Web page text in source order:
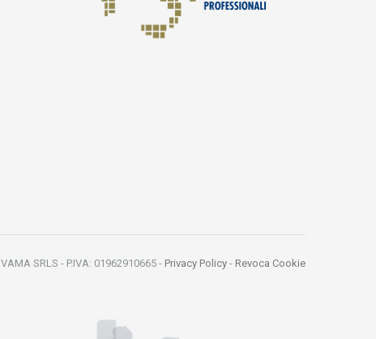
VAMA SRLS - P.IVA: 01962910665 - Privacy Policy - Revoca Cookie